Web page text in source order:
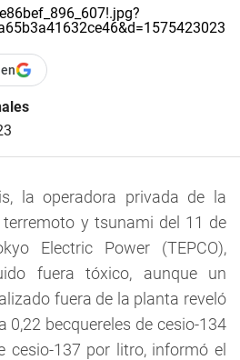
la operadora privada de la
y tsunami del 11 de
Electric Power (TEPCO),
fuera tóxico, aunque un
fuera de la planta reveló
0,22 becquereles de cesio-134
cesio-137 por litro, informó el